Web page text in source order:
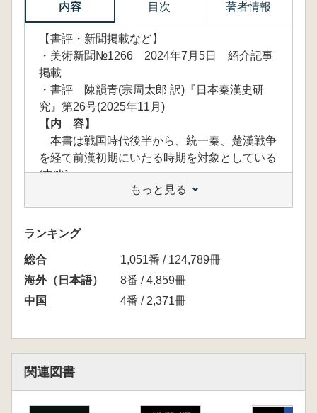
内容 目次 著者情報
【書評・新聞掲載など】
・美術新聞№1266 2024年7月5日 紹介記事
掲載
・書評 陳韻青(宗周太郎 訳)『日本秦漢史研
究』第26号(2025年11月)
【内 容】
本書は戦国時代後半から、統一秦、楚漢戦争
を経て前漢初期にいたる時期を対象としている
(中略)
この時期は、文字や制度が社会を管理する中
国歴史時代の幕開けでもある。その後は、科挙
が象徴するように、ゆたかな識字層に支えられ
て、中華帝国は二〇〇〇年の歴史を歩むことに
なる。(中略)
この秦という社会を支えたシステムを、本書
では「捺印」にクローズアップしてとらえた。
ことであり、一つは「捺印」が組み込まれた一
もっと見る
ランキング
総合
1,051番 / 124,789冊
海外（日本語）
8番 / 4,859冊
中国
4番 / 2,371冊
関連図書